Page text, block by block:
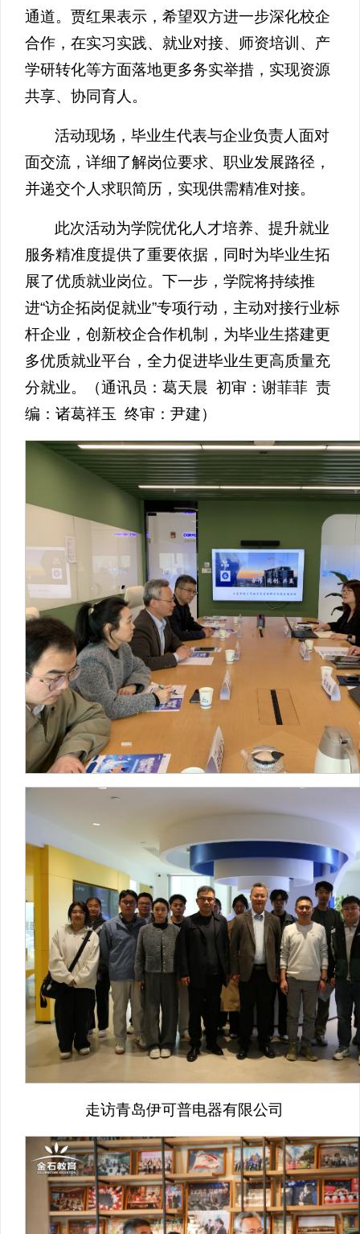
通道。贾红果表示，希望双方进一步深化校企
合作，在实习实践、就业对接、师资培训、产
学研转化等方面落地更多务实举措，实现资源
共享、协同育人。
活动现场，毕业生代表与企业负责人面对
面交流，详细了解岗位要求、职业发展路径，
并递交个人求职简历，实现供需精准对接。
此次活动为学院优化人才培养、提升就业
服务精准度提供了重要依据，同时为毕业生拓
展了优质就业岗位。下一步，学院将持续推
进“访企拓岗促就业”专项行动，主动对接行业标
杆企业，创新校企合作机制，为毕业生搭建更
多优质就业平台，全力促进毕业生更高质量充
分就业。（通讯员：葛天晨 初审：谢菲菲 责
编：诸葛祥玉 终审：尹建）
走访青岛伊可普电器有限公司